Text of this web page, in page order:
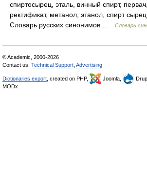
спиртосырец, эталь, винный спирт,
ректификат, метанол, этанол, спирт
Словарь русских синонимов …
Словарь
© Academic, 2000-2026
Contact us: Technical Support Advertising
Dictionaries export , created on PHP, Joomla,
MODx.